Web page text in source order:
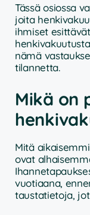
Tässä osiossa
joita
ihmiset
nämä
tilannetta.
Mikä on
Mitä
ovat
vuotiaana,
taustatietoja,